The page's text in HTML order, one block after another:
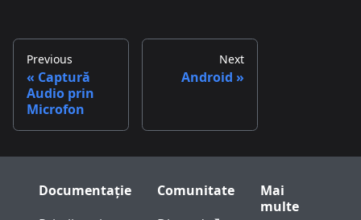
Previous
Captură
Audio prin
Microfon
Next
Android
Documentație
Comunitate
Mai
multe